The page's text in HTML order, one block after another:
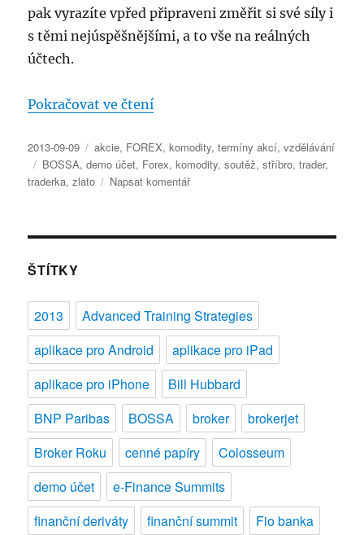
pak vyrazíte vpřed připraveni změřit si své síly i
s těmi nejúspěšnějšími, a to vše na reálných
účtech.
Pokračovat ve čtení„Leoš Mareš – investiční
Publikováno:
2013-09-09 Rubriky:
akcie, FOREX,komodity,termíny akcí,vzdělávání
Štítky:
BOSSA,demo účet, Forex,komodity,soutěž,stříbro,trader,
traderka,zlato Napsat komentářpro
názvem
investiční
soutěž
na
FOREXu
o
200
tisíc
korun
ŠTÍTKY
2013
Advanced Training Strategies
aplikace pro Android
aplikace pro iPad
aplikace pro iPhone
Bill Hubbard
BNP Paribas
BOSSA broker
brokerjet
Broker Roku
cenné papíry
Colosseum
demo účet
e-Finance Summits
finanční deriváty
finanční summit
Fio banka